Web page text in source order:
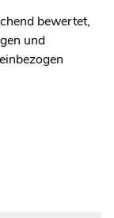
bewertet,
und